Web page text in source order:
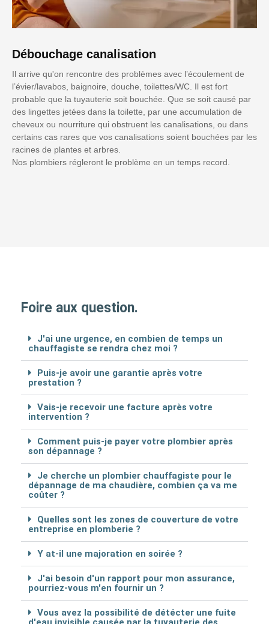
Débouchage canalisation
Il arrive qu'on rencontre des problèmes avec l’écoulement de
l’évier/lavabos, baignoire, douche, toilettes/WC. Il est fort
probable que la tuyauterie soit bouchée. Que se soit causé par
des lingettes jetées dans la toilette, par une accumulation de
cheveux ou nourriture qui obstruent les canalisations, ou dans
certains cas rares que vos canalisations soient bouchées par les
racines de plantes et arbres.
Nos plombiers régleront le problème en un temps record.
Foire aux question.
J'ai une urgence, en combien de temps un
chauffagiste se rendra chez moi ?
Puis-je avoir une garantie après votre
prestation ?
Vais-je recevoir une facture après votre
intervention ?
Comment puis-je payer votre plombier après
son dépannage ?
Je cherche un plombier chauffagiste pour le
dépannage de ma chaudière, combien ça va me
coûter ?
Quelles sont les zones de couverture de votre
entreprise en plomberie ?
Y at-il une majoration en soirée ?
J'ai besoin d'un rapport pour mon assurance,
pourriez-vous m'en fournir un ?
Vous avez la possibilité de détécter une fuite